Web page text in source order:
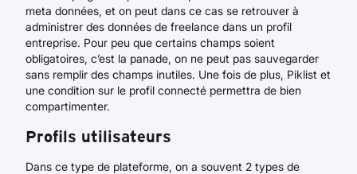
meta données, et on peut dans ce cas se retrouver à
administrer des données de freelance dans un profil
entreprise. Pour peu que certains champs soient
obligatoires, c’est la panade, on ne peut pas sauvegarder
sans remplir des champs inutiles. Une fois de plus, Piklist et
une condition sur le profil connecté permettra de bien
compartimenter.
Profils utilisateurs
Dans ce type de plateforme, on a souvent 2 types de